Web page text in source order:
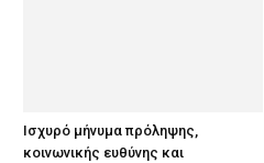
Ισχυρό μήνυμα πρόληψης,
κοινωνικής ευθύνης και